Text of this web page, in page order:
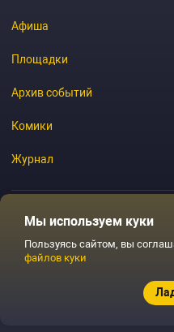
Афиша
Площадки
Архив событий
Комики
Журнал
Мы используем куки
Пользуясь сайтом, вы
файлов куки